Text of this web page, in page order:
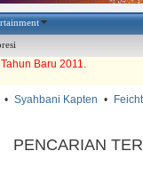
Baru 2011.
Kapten •
PENCARIAN